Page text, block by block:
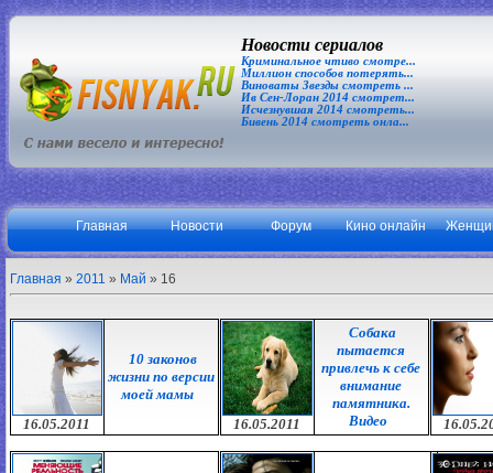
Новости сериалов
Криминальное чтиво смотре...
Миллион способов потерять...
Виноваты Звезды смотреть ...
Ив Сен-Лоран 2014 смотрет...
Исчезнувшая 2014 смотреть...
Бивень 2014 смотреть онла...
Главная Новости Форум Кино онлайн
Главная » 2011 » Май » 16
16.05.2011
10 законов
жизни по версии
моей мамы
16.05.2011
Собака
пытается
привлечь к себе
внимание
памятника.
Видео